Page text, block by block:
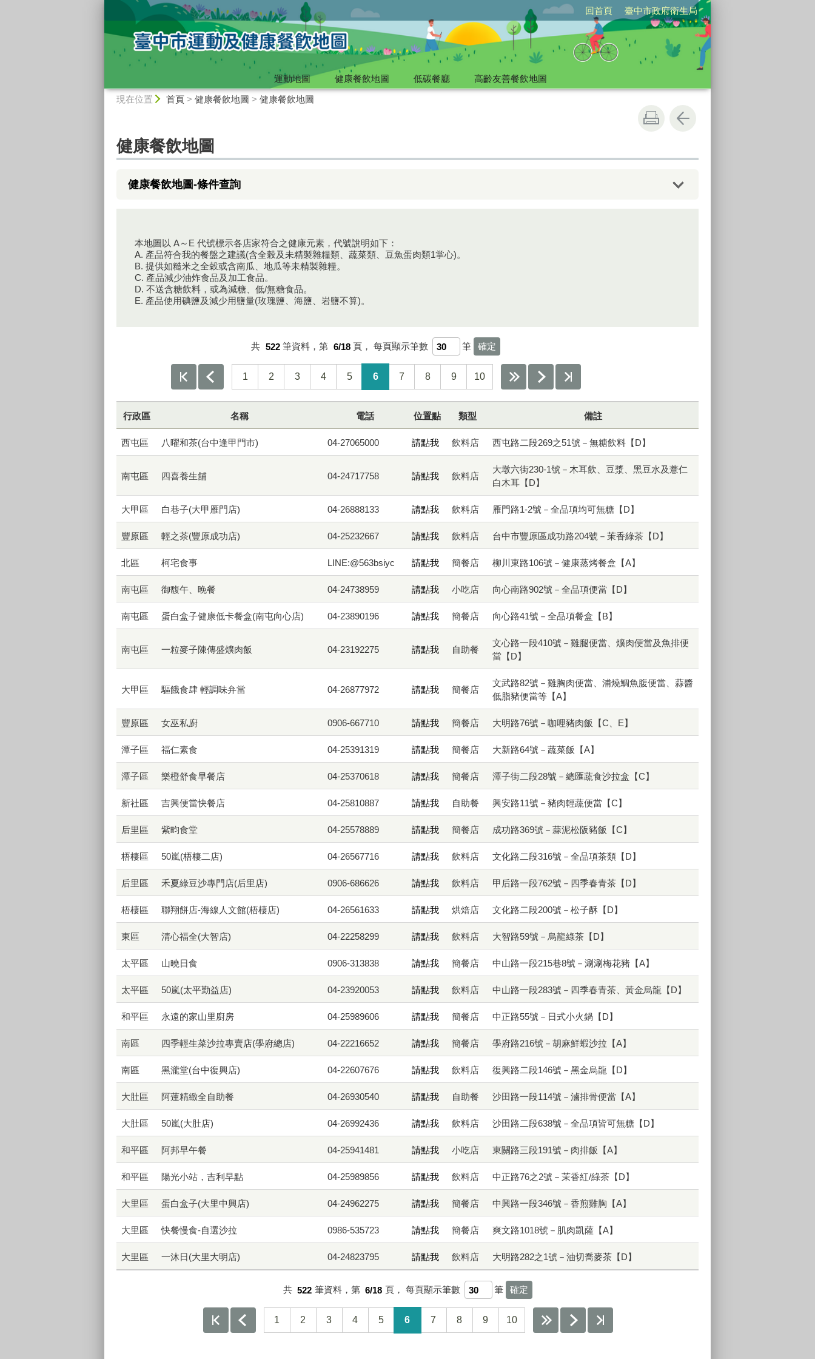
回首頁 臺中市政府衛生局
運動地圖 健康餐飲地圖 低碳餐廳
高齡友善餐飲地圖
現在位置 首頁> 健康餐飲地圖 > 健康餐飲地圖
健康餐飲地圖
健康餐飲地圖-條件查詢
本地圖以 A～E 代號標示各店家符合之健康元素，代號說明如下：
A. 產品符合我的餐盤之建議(含全榖及未精製雜糧類、蔬菜類、豆魚蛋肉類1掌心)。
B. 提供如糙米之全穀或含南瓜、地瓜等未精製雜糧。
C. 產品減少油炸食品及加工食品。
D. 不送含糖飲料，或為減糖、低/無糖食品。
E. 產品使用碘鹽及減少用鹽量(玫瑰鹽、海鹽、岩鹽不算)。
共 522 筆資料，第 6/18 頁， 每頁顯示筆數 筆
1 2 3 4 5 6 7 8 9 10
行政區 名稱 電話 位置點 類型 備註
西屯區 八曜和茶(台中逢甲門市) 04-27065000 請點我 飲料店 西屯路二段269之51號－無糖飲料【D】
南屯區 四喜養生舖 04-24717758 請點我 飲料店
大墩六街230-1號－木耳飲、豆漿、黑豆水及薏仁
白木耳【D】
大甲區 白巷子(大甲雁門店) 04-26888133 請點我 飲料店 雁門路1-2號－全品項均可無糖【D】
豐原區 輕之茶(豐原成功店) 04-25232667 請點我 飲料店 台中市豐原區成功路204號－茉香綠茶【D】
北區 柯宅食事 LINE:@563bsiyc 請點我 簡餐店 柳川東路106號－健康蒸烤餐盒【A】
南屯區 御馥午、晚餐 04-24738959 請點我 小吃店 向心南路902號－全品項便當【D】
南屯區 蛋白盒子健康低卡餐盒(南屯向心店) 04-23890196 請點我 簡餐店 向心路41號－全品項餐盒【B】
南屯區 一粒麥子陳傳盛爌肉飯 04-23192275 請點我 自助餐
文心路一段410號－雞腿便當、爌肉便當及魚排便
當【D】
大甲區 驅餓食肆 輕調味弁當 04-26877972 請點我 簡餐店
文武路82號－雞胸肉便當、浦燒鯛魚腹便當、蒜醬
低脂豬便當等【A】
豐原區 女巫私廚 0906-667710 請點我 簡餐店 大明路76號－咖哩豬肉飯【C、E】
潭子區 福仁素食 04-25391319 請點我 簡餐店 大新路64號－蔬菜飯【A】
潭子區 樂橙舒食早餐店 04-25370618 請點我 簡餐店 潭子街二段28號－總匯蔬食沙拉盒【C】
新社區 吉興便當快餐店 04-25810887 請點我 自助餐 興安路11號－豬肉輕蔬便當【C】
后里區 紫畇食堂 04-25578889 請點我 簡餐店 成功路369號－蒜泥松阪豬飯【C】
梧棲區 50嵐(梧棲二店) 04-26567716 請點我 飲料店 文化路二段316號－全品項茶類【D】
后里區 禾夏綠豆沙專門店(后里店) 0906-686626 請點我 飲料店 甲后路一段762號－四季春青茶【D】
梧棲區 聯翔餅店-海線人文館(梧棲店) 04-26561633 請點我 烘焙店 文化路二段200號－松子酥【D】
東區 清心福全(大智店) 04-22258299 請點我 飲料店 大智路59號－烏龍綠茶【D】
太平區 山曉日食 0906-313838 請點我 簡餐店 中山路一段215巷8號－涮涮梅花豬【A】
太平區 50嵐(太平勤益店) 04-23920053 請點我 飲料店 中山路一段283號－四季春青茶、黃金烏龍【D】
和平區 永遠的家山里廚房 04-25989606 請點我 簡餐店 中正路55號－日式小火鍋【D】
南區 四季輕生菜沙拉專賣店(學府總店) 04-22216652 請點我 簡餐店 學府路216號－胡麻鮮蝦沙拉【A】
南區 黑瀧堂(台中復興店) 04-22607676 請點我 飲料店 復興路二段146號－黑金烏龍【D】
大肚區 阿蓮精緻全自助餐 04-26930540 請點我 自助餐 沙田路一段114號－滷排骨便當【A】
大肚區 50嵐(大肚店) 04-26992436 請點我 飲料店 沙田路二段638號－全品項皆可無糖【D】
和平區 阿邦早午餐 04-25941481 請點我 小吃店 東關路三段191號－肉排飯【A】
和平區 陽光小站，吉利早點 04-25989856 請點我 飲料店 中正路76之2號－茉香紅/綠茶【D】
大里區 蛋白盒子(大里中興店) 04-24962275 請點我 簡餐店 中興路一段346號－香煎雞胸【A】
大里區 快餐慢食-自選沙拉 0986-535723 請點我 簡餐店 爽文路1018號－肌肉凱薩【A】
大里區 一沐日(大里大明店) 04-24823795 請點我 飲料店 大明路282之1號－油切喬麥茶【D】
共 522 筆資料，第 6/18 頁， 每頁顯示筆數 筆
1 2 3 4 5 6 7 8 9 10